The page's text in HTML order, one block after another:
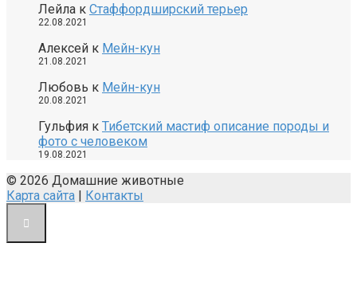
Лейла к Стаффордширский терьер
22.08.2021
Алексей к Мейн-кун
21.08.2021
Любовь к Мейн-кун
20.08.2021
Гульфия к Тибетский мастиф описание породы и
фото с человеком
19.08.2021
© 2026 Домашние животные
Карта сайта | Контакты